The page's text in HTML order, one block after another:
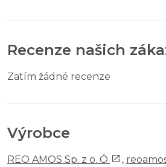
Recenze našich
Zatím žádné recenze
Výrobce
REO AMOS Sp. z o. Ó. ,